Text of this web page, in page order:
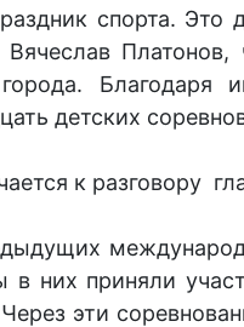
спорта. Это
Вячеслав
Благодаря
детских
к разговору
в них приняли
эти